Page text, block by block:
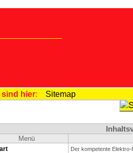
sind hier: Sitemap
Menü
Der kompetente